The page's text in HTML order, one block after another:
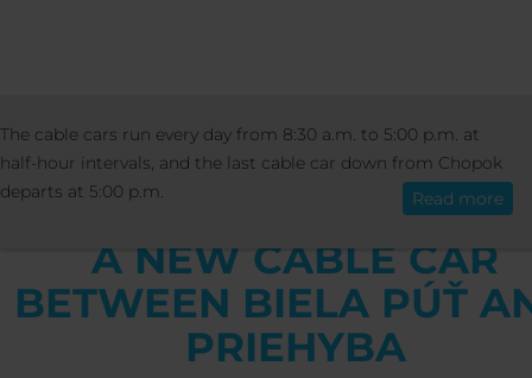
English
INFORMATION OTHER BLOG
CABLE CAR BETWEEN BIELA PÚŤ AND PRIEHYBA
A NEW CABLE CAR
BETWEEN BIELA PÚŤ
PRIEHYBA
The cable cars run every day from 8:30 a.m. to 5:00 p.m. at
half-hour intervals, and the last cable car down from Chopok
departs at 5:00 p.m.
Read more